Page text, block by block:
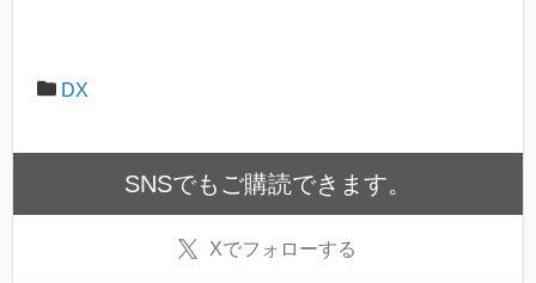
DX
SNSでもご購読できます。
Xでフォローする